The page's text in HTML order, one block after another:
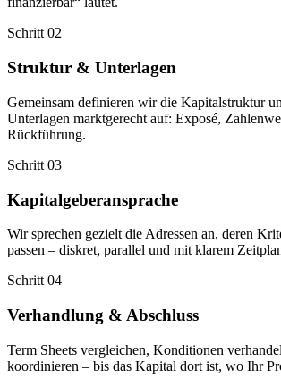
Schritt 02
Struktur & Unterlagen
Gemeinsam definieren wir die Kapitalstruktur
Unterlagen marktgerecht auf: Exposé,
Rückführung.
Schritt 03
Kapitalgeberansprache
Wir sprechen gezielt die Adressen an, deren
passen – diskret, parallel und mit klarem
Schritt 04
Verhandlung & Abschluss
Term Sheets vergleichen, Konditionen
koordinieren – bis das Kapital dort ist, wo Ihr